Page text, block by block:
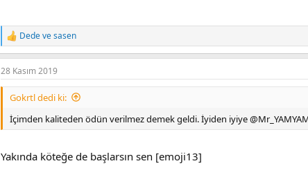
R
e
a
c
t
n
s
Dedevesasen
28 Kasım 2019
Gokrtl dedi ki:
İçimden kaliteden ödün verilmez demek geldi. İyiden iyiye
Yakında köteğe de başlarsın sen [emoji13]